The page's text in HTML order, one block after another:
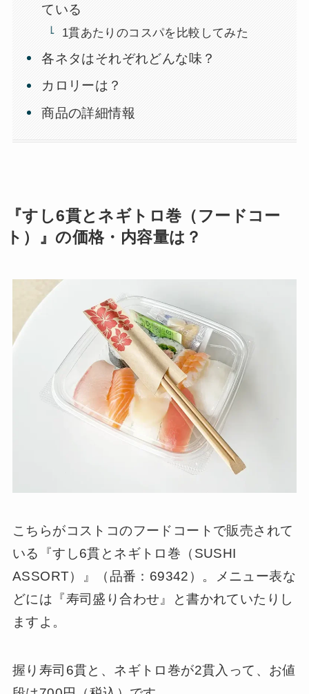
ている
1貫あたりのコスパを比較してみた
各ネタはそれぞれどんな味？
カロリーは？
商品の詳細情報
『すし6貫とネギトロ巻（フードコー
ト）』の価格・内容量は？
こちらがコストコのフードコートで販売されて
いる『すし6貫とネギトロ巻（SUSHI
ASSORT）』（品番：69342）。メニュー表な
どには『寿司盛り合わせ』と書かれていたりし
ますよ。
握り寿司6貫と、ネギトロ巻が2貫入って、お値